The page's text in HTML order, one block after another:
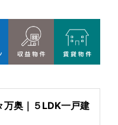
万奥｜５LDK一戸建